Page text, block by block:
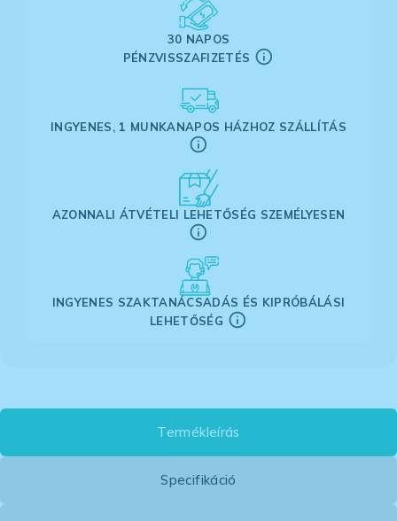
30 NAPOS
PÉNZVISSZAFIZETÉS
INGYENES, 1 MUNKANAPOS HÁZHOZ SZÁLLÍTÁS
AZONNALI ÁTVÉTELI LEHETŐSÉG SZEMÉLYESEN
INGYENES SZAKTANÁCSADÁS ÉS KIPRÓBÁLÁSI
LEHETŐSÉG
Termékleírás
Specifikáció